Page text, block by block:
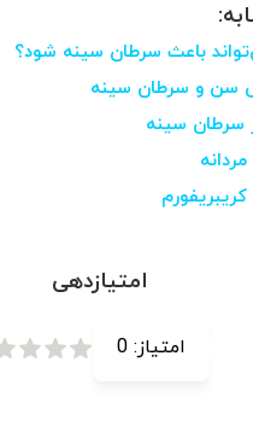
باعث سرطان سینه شود؟
سن و سرطان سینه
سرطان سینه
امتیازدهی
امتیاز: 0